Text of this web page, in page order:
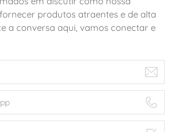
produtos atraentes e de alta
a conversa aqui, vamos conectar e